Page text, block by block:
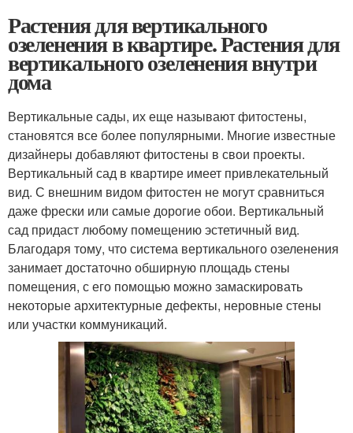
Растения для вертикального
озеленения в квартире. Растения для
вертикального озеленения внутри
дома
Вертикальные сады, их еще называют фитостены,
становятся все более популярными. Многие известные
дизайнеры добавляют фитостены в свои проекты.
Вертикальный сад в квартире имеет привлекательный
вид. С внешним видом фитостен не могут сравниться
даже фрески или самые дорогие обои. Вертикальный
сад придаст любому помещению эстетичный вид.
Благодаря тому, что система вертикального озеленения
занимает достаточно обширную площадь стены
помещения, с его помощью можно замаскировать
некоторые архитектурные дефекты, неровные стены
или участки коммуникаций.